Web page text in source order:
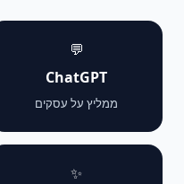
💬
ChatGPT
ממליץ על עסקים
✨